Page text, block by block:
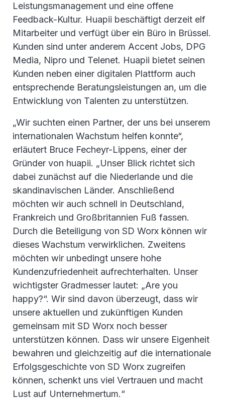
Leistungsmanagement und eine offene
Feedback-Kultur. Huapii beschäftigt derzeit elf
Mitarbeiter und verfügt über ein Büro in Brüssel.
Kunden sind unter anderem Accent Jobs, DPG
Media, Nipro und Telenet. Huapii bietet seinen
Kunden neben einer digitalen Plattform auch
entsprechende Beratungsleistungen an, um die
Entwicklung von Talenten zu unterstützen.
„Wir suchten einen Partner, der uns bei unserem
internationalen Wachstum helfen konnte“,
erläutert Bruce Fecheyr-Lippens, einer der
Gründer von huapii. „Unser Blick richtet sich
dabei zunächst auf die Niederlande und die
skandinavischen Länder. Anschließend
möchten wir auch schnell in Deutschland,
Frankreich und Großbritannien Fuß fassen.
Durch die Beteiligung von SD Worx können wir
dieses Wachstum verwirklichen. Zweitens
möchten wir unbedingt unsere hohe
Kundenzufriedenheit aufrechterhalten. Unser
wichtigster Gradmesser lautet: „Are you
happy?“. Wir sind davon überzeugt, dass wir
unsere aktuellen und zukünftigen Kunden
gemeinsam mit SD Worx noch besser
unterstützen können. Dass wir unsere Eigenheit
bewahren und gleichzeitig auf die internationale
Erfolgsgeschichte von SD Worx zugreifen
können, schenkt uns viel Vertrauen und macht
Lust auf Unternehmertum.“